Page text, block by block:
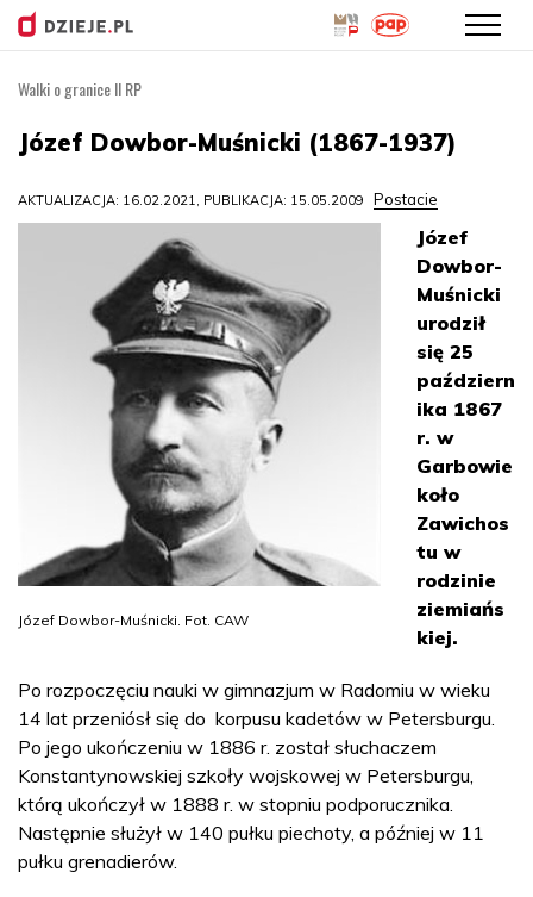
treści
Walki o granice II RP
Józef Dowbor-Muśnicki (1867-1937)
AKTUALIZACJA: 16.02.2021, PUBLIKACJA: 15.05.2009 Postacie
Józef Dowbor-Muśnicki. Fot. CAW
Józef
Dowbor-
Muśnicki
urodził
się 25
październ
ika 1867
r. w
Garbowie
koło
Zawichos
tu w
rodzinie
ziemiańs
kiej.
Po rozpoczęciu nauki w gimnazjum w Radomiu w wieku
14 lat przeniósł się do korpusu kadetów w Petersburgu.
Po jego ukończeniu w 1886 r. został słuchaczem
Konstantynowskiej szkoły wojskowej w Petersburgu,
którą ukończył w 1888 r. w stopniu podporucznika.
Następnie służył w 140 pułku piechoty, a później w 11
pułku grenadierów.